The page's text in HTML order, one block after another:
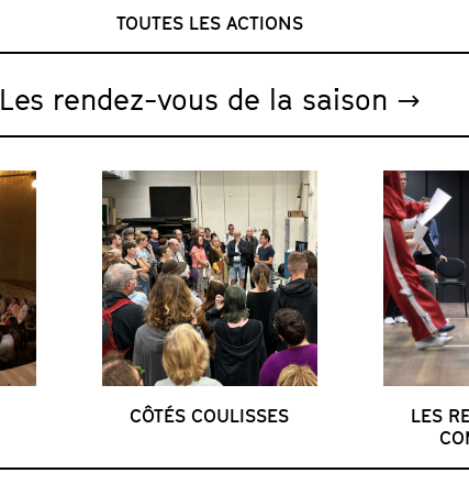
TOUTES LES ACTIONS
Les rendez-vous de la saison →
CÔTÉS COULISSES
LES